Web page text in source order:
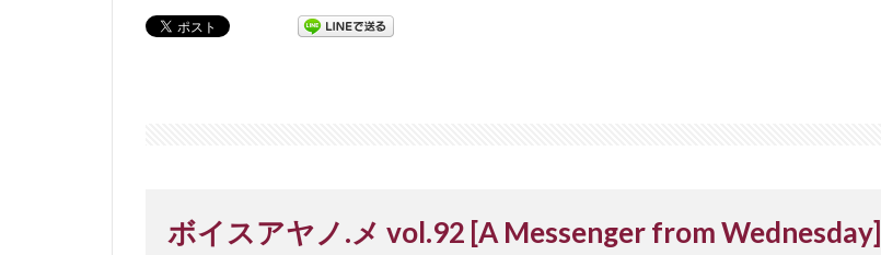
ボイスアヤノ.メ vol.92 [A Messenger from Wednesday]